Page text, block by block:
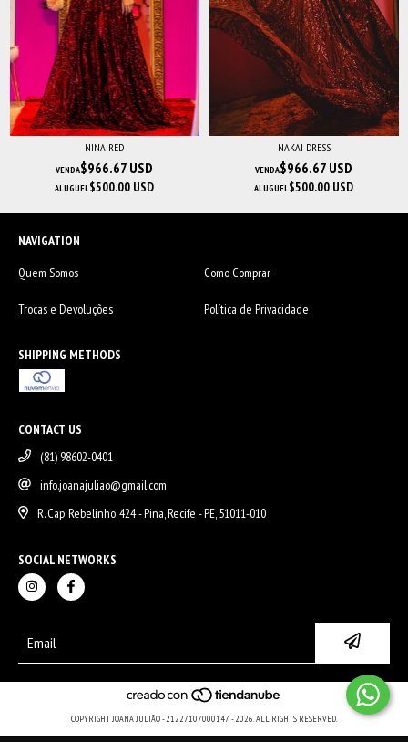
NINA RED
VENDA$966.67 USD
ALUGUEL$500.00 USD
NAKAI DRESS
VENDA$966.67 USD
ALUGUEL$500.00 USD
NAVIGATION
Quem Somos
Como Comprar
Trocas e Devoluções Política de Privacidade
SHIPPING METHODS
CONTACT US
(81) 98602-0401
info.joanajuliao@gmail.com
R. Cap. Rebelinho, 424 - Pina, Recife - PE, 51011-010
SOCIAL NETWORKS
COPYRIGHT JOANA JULIÃO - 21227107000147 - 2026. ALL RIGHTS RESERVED.